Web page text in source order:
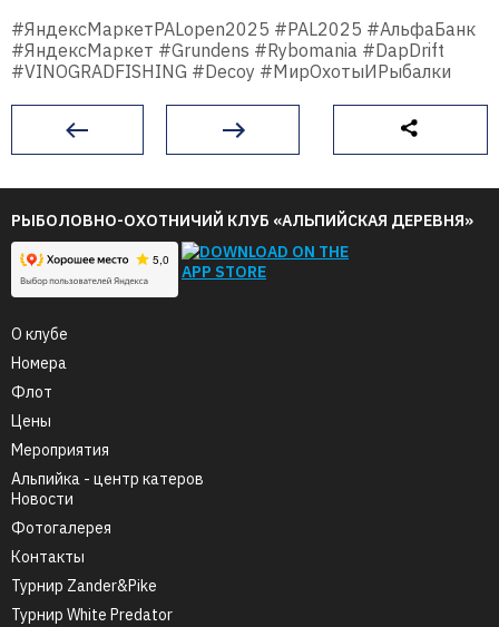
#ЯндексМаркетPALopen2025 #PAL2025 #АльфаБанк
#ЯндексМаркет #Grundens #Rybomania #DapDrift
#VINOGRADFISHING #Decoy #МирОхотыИРыбалки
РЫБОЛОВНО-ОХОТНИЧИЙ КЛУБ «АЛЬПИЙСКАЯ ДЕРЕВНЯ»
О клубе
Номера
Флот
Цены
Мероприятия
Альпийка - центр катеров
Новости
Фотогалерея
Контакты
Турнир Zander&Pike
Турнир White Predator